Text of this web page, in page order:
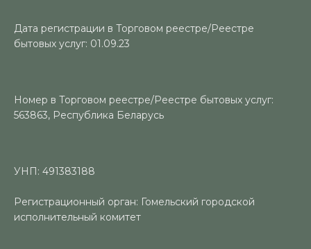
Дата регистрации в Торговом реестре/Реестре
бытовых услуг: 01.09.23
Номер в Торговом реестре/Реестре бытовых услуг:
563863, Республика Беларусь
УНП: 491383188
Регистрационный орган: Гомельский городской
исполнительный комитет